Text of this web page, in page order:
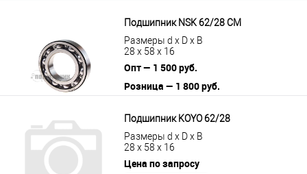
Подшипник NSK 62/28 CM
Размеры d x D x B
28 x 58 x 16
Опт — 1 500 руб.
Розница — 1 800 руб.
Подшипник KOYO 62/28
Размеры d x D x B
28 x 58 x 16
Цена по запросу